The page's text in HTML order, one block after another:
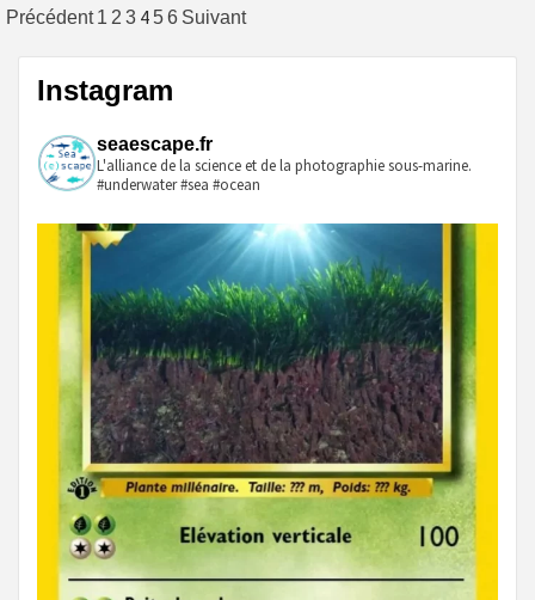
Pagination
des
publications
Précédent 1 2 3 4 56 Suivant
Instagram
seaescape.fr
L'alliance de la science et de la photographie sous-marine.
#underwater #sea #ocean